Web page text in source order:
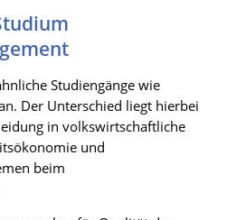
Studiengänge wie
Der Unterschied liegt hierbei
in volkswirtschaftliche
und
beim